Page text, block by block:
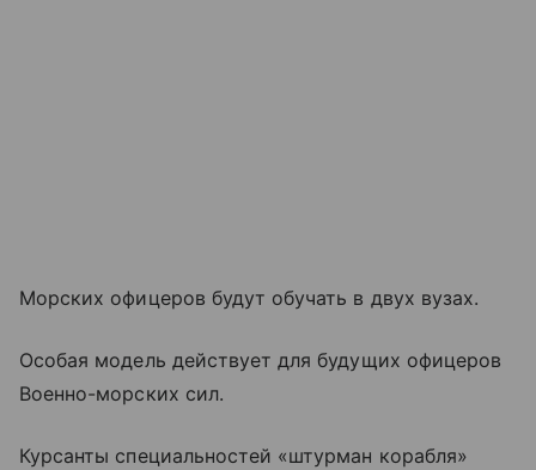
Морских офицеров будут обучать в двух вузах.
Особая модель действует для будущих офицеров
Военно-морских сил.
Курсанты специальностей «штурман корабля»